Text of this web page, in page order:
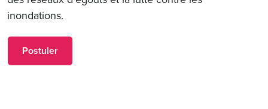
inondations.
Postuler